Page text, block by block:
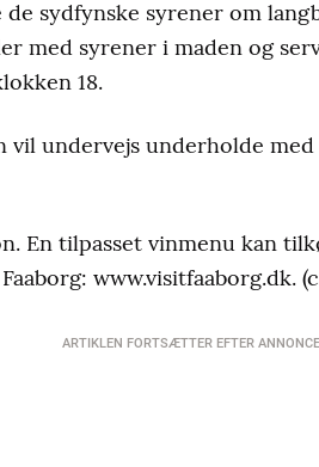
sydfynske syrener om
med syrener i maden og
18.
vil undervejs underholde
En tilpasset vinmenu kan
www.visitfaaborg.dk.
ARTIKLEN FORTSÆTTER EFTER